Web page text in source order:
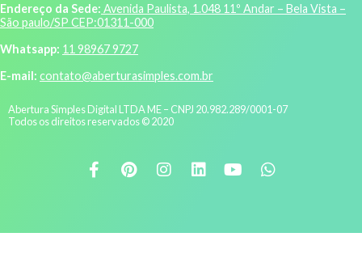
Endereço da Sede: Avenida Paulista, 1.048 11º Andar – Bela Vista –
São paulo/SP CEP:01311-000
Whatsapp: 11 98967 9727
E-mail: contato@aberturasimples.com.br
Abertura Simples Digital LTDA ME – CNPJ 20.982.289/0001-07
Todos os direitos reservados © 2020